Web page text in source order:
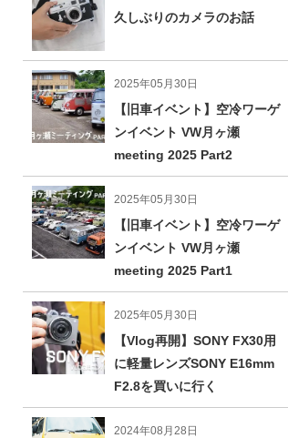
久しぶりのカメラのお話
2025年05月30日
【旧車イベント】空冷ワーゲ
ンイベント VW月ヶ瀬
meeting 2025 Part2
2025年05月30日
【旧車イベント】空冷ワーゲ
ンイベント VW月ヶ瀬
meeting 2025 Part1
2025年05月30日
【Vlog再開】SONY FX30用
に軽量レンズSONY E16mm
F2.8を買いに行く
2024年08月28日